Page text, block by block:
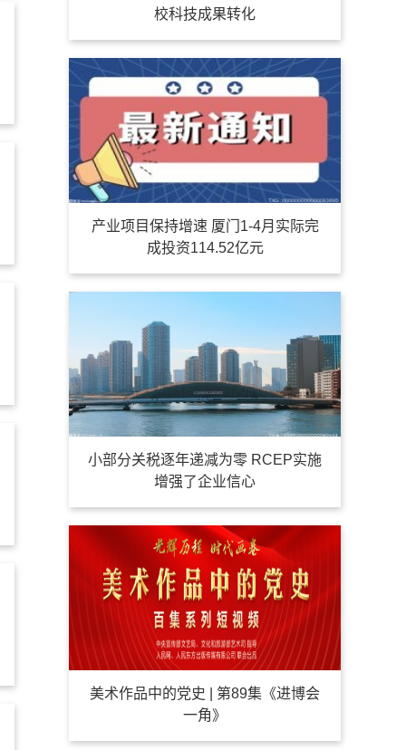
校科技成果转化
产业项目保持增速 厦门1-4月实际完
成投资114.52亿元
小部分关税逐年递减为零 RCEP实施
增强了企业信心
美术作品中的党史 | 第89集《进博会
一角》